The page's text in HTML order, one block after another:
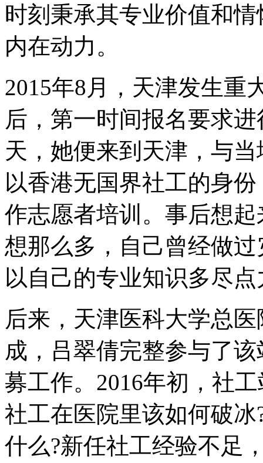
时刻秉承其专业价值和
内在动力。
2015年8月，天津发生重
后，第一时间报名要求
天，她便来到天津，与
以香港无国界社工的身
作志愿者培训。事后想
想那么多，自己曾经做
以自己的专业知识多尽点
后来，天津医科大学总
成，吕翠倩完整参与了
募工作。2016年初，社
社工在医院里该如何破
什么?新任社工经验不足